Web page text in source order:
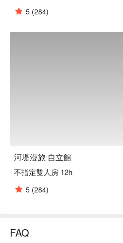
5 (284)
河堤漫旅 自立館
不指定雙人房 12h
5 (284)
FAQ